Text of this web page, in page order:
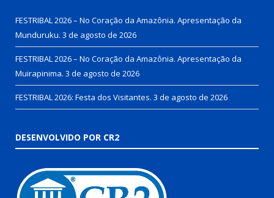
FESTRIBAL 2026 – No Coração da Amazônia. Apresentação da
Munduruku. 3 de agosto de 2026
FESTRIBAL 2026 – No Coração da Amazônia. Apresentação da
Muirapinima. 3 de agosto de 2026
FESTRIBAL 2026: Festa dos Visitantes. 3 de agosto de 2026
DESENVOLVIDO POR CR2